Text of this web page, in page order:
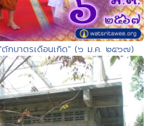
กบาตรเดือนเกิด" (๖ ม.ค. ๒๕๖๗)